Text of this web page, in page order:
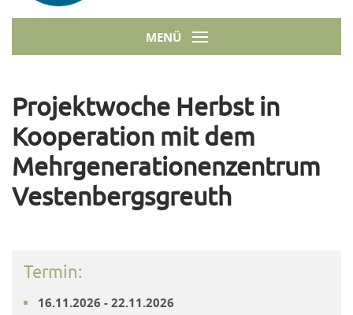
MENÜ
Projektwoche Herbst in
Kooperation mit dem
Mehrgenerationenzentrum
Vestenbergsgreuth
Termin:
16.11.2026 - 22.11.2026